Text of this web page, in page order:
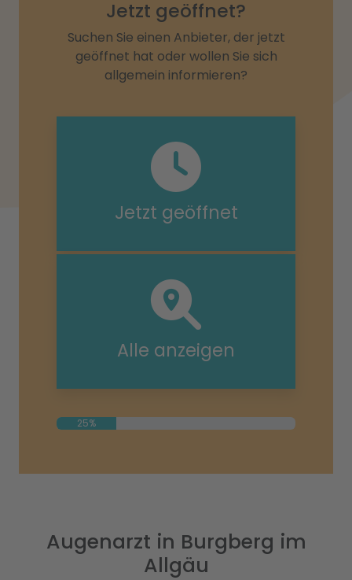
Jetzt geöffnet?
Suchen Sie einen Anbieter, der jetzt
geöffnet hat oder wollen Sie sich
allgemein informieren?
Jetzt geöffnet
Alle anzeigen
25%
Augenarzt in Burgberg im
Allgäu